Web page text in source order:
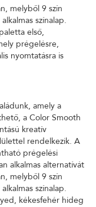
melyből 9 szín
színalap.
első,
prégelésre,
nyomtatásra is
amely a
a Color Smooth
kreatív
rendelkezik. A
prégelési
alkalmas alternatívát
melyből 9 szín
színalap.
kékesfehér hideg